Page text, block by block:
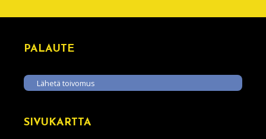
PALAUTE
Lähetä toivomus
SIVUKARTTA